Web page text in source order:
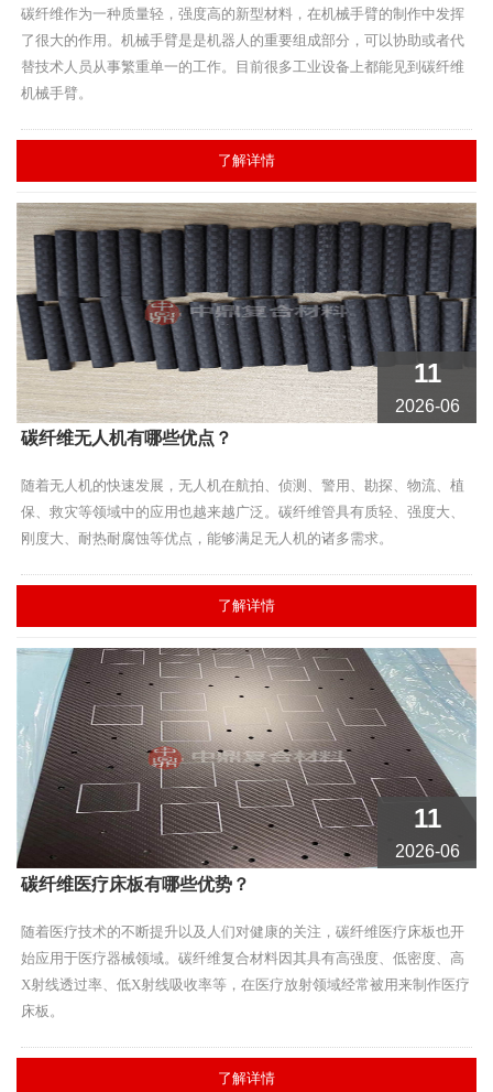
碳纤维作为一种质量轻，强度高的新型材料，在机械手臂的制作中发挥
了很大的作用。机械手臂是是机器人的重要组成部分，可以协助或者代
替技术人员从事繁重单一的工作。目前很多工业设备上都能见到碳纤维
机械手臂。
了解详情
11
2026-06
碳纤维无人机有哪些优点？
随着无人机的快速发展，无人机在航拍、侦测、警用、勘探、物流、植
保、救灾等领域中的应用也越来越广泛。碳纤维管​具有质轻、强度大、
刚度大、耐热耐腐蚀等优点，能够满足无人机的诸多需求。
了解详情
11
2026-06
碳纤维医疗床板有哪些优势？
随着医疗技术的不断提升以及人们对健康的关注，碳纤维医疗床板也开
始应用于医疗器械领域。碳纤维复合材料因其具有高强度、低密度、高
X射线透过率、低X射线吸收率等，在医疗放射领域经常被用来制作医疗
床板。
了解详情